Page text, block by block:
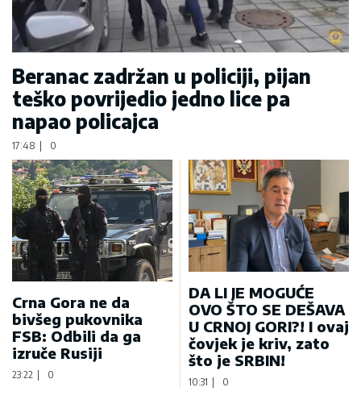
Beranac zadržan u policiji, pijan
teško povrijedio jedno lice pa
napao policajca
17:48 0
Crna Gora ne da
bivšeg pukovnika
FSB: Odbili da ga
izruče Rusiji
23:22 | 0
DA LI JE MOGUĆE
OVO ŠTO SE DEŠAVA
U CRNOJ GORI?! I ovaj
čovjek je kriv, zato
što je SRBIN!
10:31 | 0